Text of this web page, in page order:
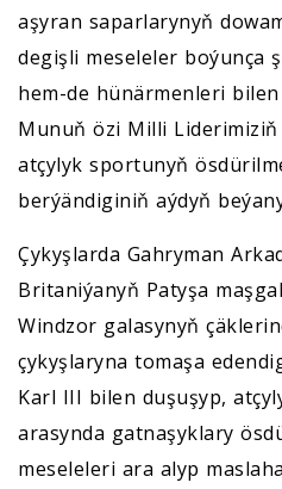
aşyran saparlarynyň
degişli meseleler boýunça
hem-de hünärmenleri
Munuň özi Milli
atçylyk sportunyň
berýändiginiň aýdyň
Çykyşlarda Gahryman
Britaniýanyň Patyşa
Windzor galasynyň
çykyşlaryna tomaşa
Karl III bilen duşuşyp,
arasynda gatnaşyklary
meseleleri ara alyp